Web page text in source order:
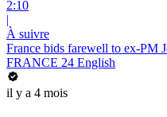
2:10
|
À suivre
France bids farewell to ex-PM
FRANCE 24 English
il y a 4 mois